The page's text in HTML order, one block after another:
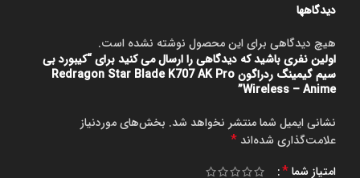
دیدگاهها
هیچ دیدگاهی برای این محصول نوشته نشده است.
اولین نفری باشید که دیدگاهی را ارسال می کنید برای “کیبورد بی
سیم گیمینگ ردراگون Redragon Star Blade K707 AK Pro
Wireless – Anime”
نشانی ایمیل شما منتشر نخواهد شد. بخش‌های موردنیاز
علامت‌گذاری شده‌اند *
امتیاز شما*